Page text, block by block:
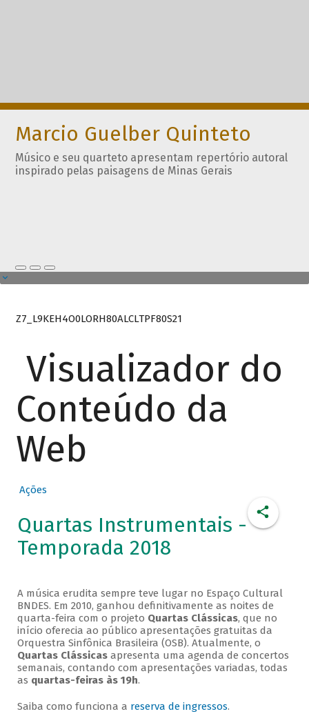
Marcio Guelber Quinteto
Músico e seu quarteto apresentam repertório autoral
inspirado pelas paisagens de Minas Gerais
Z7_L9KEH4O0LORH80ALCLTPF80S21
Visualizador do
Conteúdo da
Web
Ações
Quartas Instrumentais -
Temporada 2018
A música erudita sempre teve lugar no Espaço Cultural
BNDES. Em 2010, ganhou definitivamente as noites de
quarta-feira com o projeto Quartas Clássicas, que no
início oferecia ao público apresentações gratuitas da
Orquestra Sinfônica Brasileira (OSB). Atualmente, o
Quartas Clássicasapresenta uma agenda de concertos
semanais, contando com apresentações variadas, todas
as quartas-feiras às 19h.
Saiba como funciona a reserva de ingressos.